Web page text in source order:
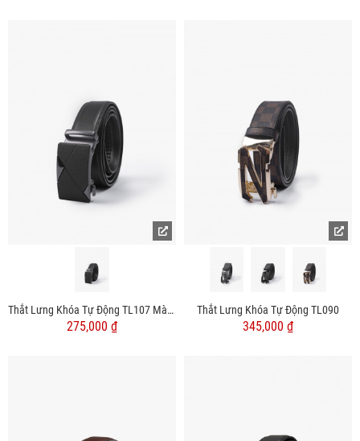
Thắt Lưng Khóa Tự Động TL107 Màu Đen
275,000 ₫
Thắt Lưng Khóa Tự Động TL090
345,000 ₫